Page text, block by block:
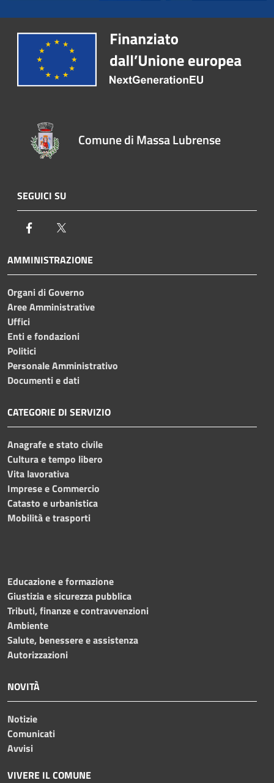
Comune di Massa Lubrense
SEGUICI SU
Facebook
AMMINISTRAZIONE
Organi di Governo
Aree Amministrative
Uffici
Enti e fondazioni
Politici
Personale Amministrativo
Documenti e dati
CATEGORIE DI SERVIZIO
Anagrafe e stato civile
Cultura e tempo libero
Vita lavorativa
Imprese e Commercio
Catasto e urbanistica
Mobilità e trasporti
Educazione e formazione
Giustizia e sicurezza pubblica
Tributi, finanze e contravvenzioni
Ambiente
Salute, benessere e assistenza
Autorizzazioni
NOVITÀ
Notizie
Comunicati
Avvisi
VIVERE IL COMUNE